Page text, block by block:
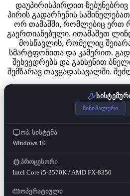
დაუპირისპირდით ზებუნებრივ
პირის გადარჩენის
ორ თამაშში, რომლებიც ერთ
გაერთიანებული. ითამაშეთ
მოსწავლის, რომელიც
სმარტფონითა და კამერით.
შეხვედრებს და გახსენით
შემზარავ თავგადასავალში.
მინიმალური
ოპ. სისტემა
Windows 10
პროცესორი
Intel Core i5-3570K / AMD FX-8350
ოპერატიული